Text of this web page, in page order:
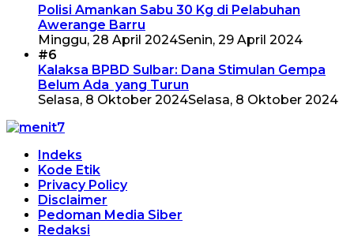
Polisi Amankan Sabu 30 Kg di Pelabuhan
Awerange Barru
Minggu, 28 April 2024Senin, 29 April 2024
#6
Kalaksa BPBD Sulbar: Dana Stimulan Gempa
Belum Ada yang Turun
Selasa, 8 Oktober 2024Selasa, 8 Oktober 2024
Indeks
Kode Etik
Privacy Policy
Disclaimer
Pedoman Media Siber
Redaksi